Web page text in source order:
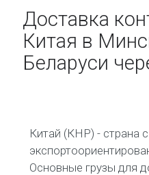
Доставка
Китая в
Беларуси
Китай (КНР) - страна
Основные грузы для